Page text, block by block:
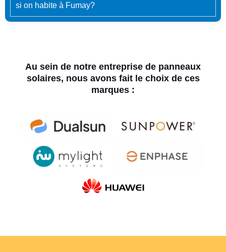
si on habite à Fumay?
Au sein de notre entreprise de panneaux
solaires, nous avons fait le choix de ces
marques :